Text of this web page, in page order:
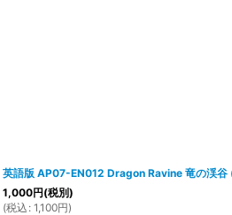
英語版 AP07-EN012 Dragon Ravine 竜の渓谷
1,000円(税別)
(税込 : 1,100円)